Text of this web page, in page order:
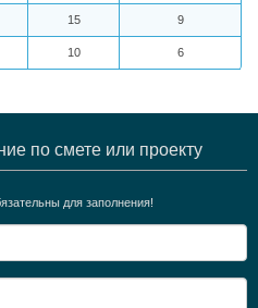
15 9
10 6
по смете или проекту
для заполнения!